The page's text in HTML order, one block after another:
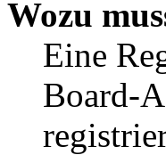
Wozu
Eine
Board-